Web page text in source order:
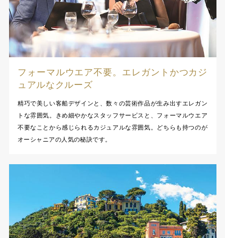
フォーマルウエア不要。エレガントかつカジ
ュアルなクルーズ
精巧で美しい客船デザインと、数々の芸術作品が生み出すエレガン
トな雰囲気。きめ細やかなスタッフサービスと、フォーマルウエア
不要なことから感じられるカジュアルな雰囲気。どちらも持つのが
オーシャニアの人気の秘訣です。